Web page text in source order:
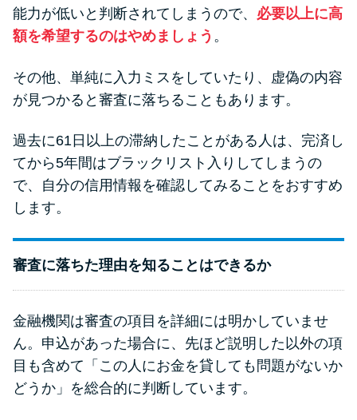
能力が低いと判断されてしまうので、 必要以上に高
額を希望するのはやめましょう 。
その他、単純に入力ミスをしていたり、虚偽の内容
が見つかると審査に落ちることもあります。
過去に61日以上の滞納したことがある人は、完済し
てから5年間はブラックリスト入りしてしまうの
で、自分の信用情報を確認してみることをおすすめ
します。
審査に落ちた理由を知ることはできるか
金融機関は審査の項目を詳細には明かしていませ
ん。申込があった場合に、先ほど説明した以外の項
目も含めて「この人にお金を貸しても問題がないか
どうか」を総合的に判断しています。